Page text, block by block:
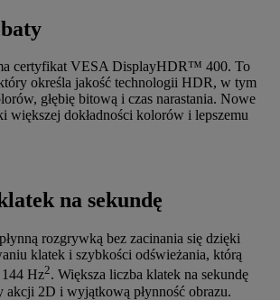
certyfikat VESA DisplayHDR™ 400. To
określa jakość technologii HDR, w tym
głębię bitową i czas narastania. Nowe
większej dokładności kolorów i lepszemu
na sekundę
rozgrywką bez zacinania się dzięki
klatek i szybkości odświeżania, którą
Hz2. Większa liczba klatek na sekundę
akcji 2D i wyjątkową płynność obrazu.